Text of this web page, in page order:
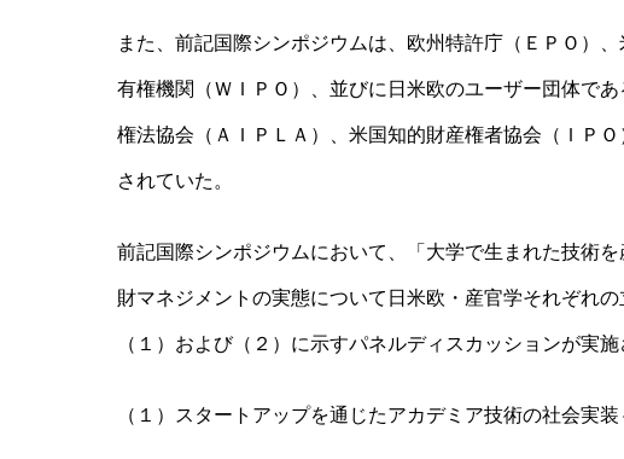
また、前記国際シンポジウムは、欧州特許庁（ＥＰＯ）
有権機関（ＷＩＰＯ）、並びに日米欧のユーザー団体で
権法協会（ＡＩＰＬＡ）、米国知的財産権者協会（ＩＰ
されていた。
前記国際シンポジウムにおいて、「大学で生まれた技術
財マネジメントの実態について日米欧・産官学それぞれ
（１）および（２）に示すパネルディスカッションが実施
（１）スタートアップを通じたアカデミア技術の社会実